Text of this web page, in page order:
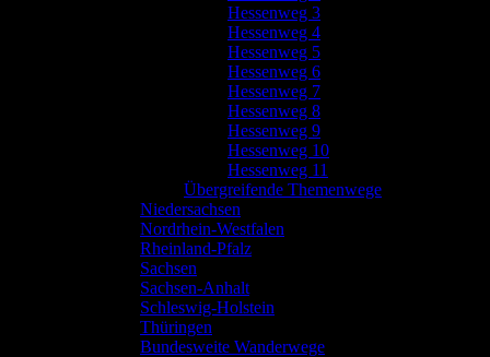
Hessenweg 3
Hessenweg 4
Hessenweg 5
Hessenweg 6
Hessenweg 7
Hessenweg 8
Hessenweg 9
Hessenweg 10
Hessenweg 11
Übergreifende Themenwege
Niedersachsen
Nordrhein-Westfalen
Rheinland-Pfalz
Sachsen
Sachsen-Anhalt
Schleswig-Holstein
Thüringen
Bundesweite Wanderwege